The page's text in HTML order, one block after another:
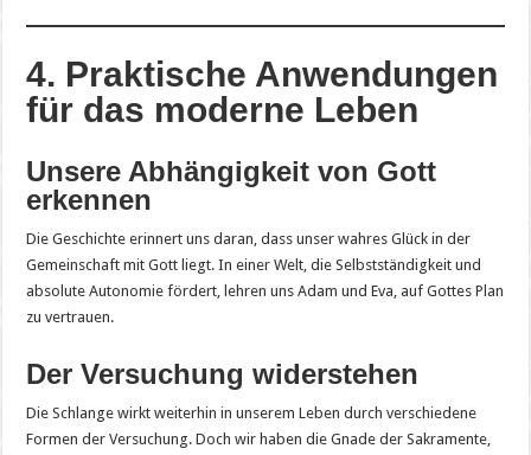
4. Praktische Anwendungen
für das moderne Leben
Unsere Abhängigkeit von Gott
erkennen
Die Geschichte erinnert uns daran, dass unser wahres Glück in der
Gemeinschaft mit Gott liegt. In einer Welt, die Selbstständigkeit und
absolute Autonomie fördert, lehren uns Adam und Eva, auf Gottes Plan
zu vertrauen.
Der Versuchung widerstehen
Die Schlange wirkt weiterhin in unserem Leben durch verschiedene
Formen der Versuchung. Doch wir haben die Gnade der Sakramente,